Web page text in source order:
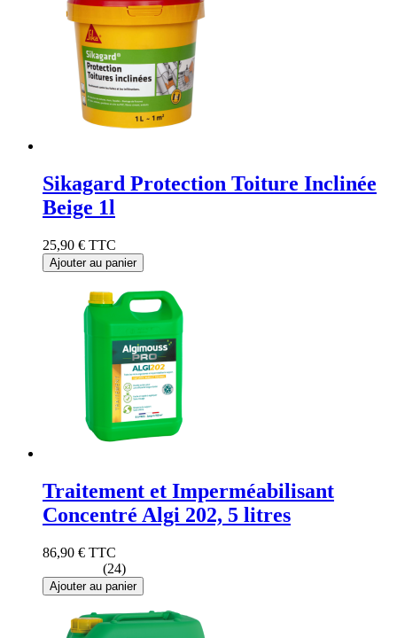
Sikagard Protection Toiture Inclinée
Beige 1l
25,90 € TTC
Ajouter au panier
Traitement et Imperméabilisant
Concentré Algi 202, 5 litres
86,90 € TTC
(24)
Ajouter au panier